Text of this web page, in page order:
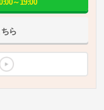
ら
～19:00